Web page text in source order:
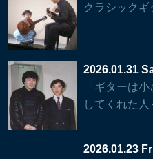
クラシックギ
2026.01.31
「ギターは
してくれた
2026.01.23